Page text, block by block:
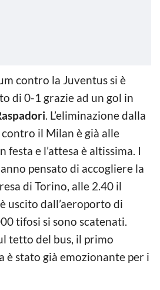
contro la Juventus si è
di 0-1 grazie ad un gol in
. L’eliminazione dalla
il Milan è già alle
festa e l’attesa è altissima. I
pensato di accogliere la
di Torino, alle 2.40 il
uscito dall’aeroporto di
tifosi si sono scatenati.
tetto del bus, il primo
è stato già emozionante per i